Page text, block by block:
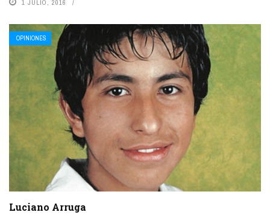
1 JULIO, 2016
OPINIONES
Luciano Arruga